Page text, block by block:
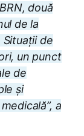
două
de la
de
un punct
de
și
a